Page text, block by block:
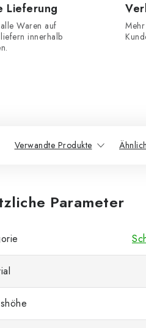
Lieferung
Waren auf
innerhalb
Verwandte Produkte
Parameter